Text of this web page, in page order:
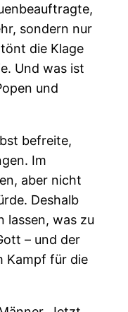
sondern nur
die Klage
Und was ist
und
befreite,
Im
aber nicht
Deshalb
lassen, was zu
– und der
Kampf für die